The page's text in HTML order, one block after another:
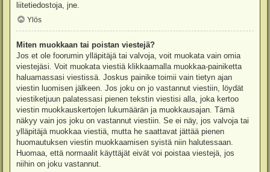
liitetiedostoja, jne.
Ylös
Miten muokkaan tai poistan viestejä?
Jos et ole foorumin ylläpitäjä tai valvoja, voit muokata vain omia
viestejäsi. Voit muokata viestiä klikkaamalla muokkaa-painiketta
haluamassasi viestissä. Joskus painike toimii vain tietyn ajan
viestin luomisen jälkeen. Jos joku on jo vastannut viestiin, löydät
viestiketjuun palatessasi pienen tekstin viestisi alla, joka kertoo
viestin muokkauskertojen lukumäärän ja muokkausajan. Tämä
näkyy vain jos joku on vastannut viestiin. Se ei näy, jos valvoja tai
ylläpitäjä muokkaa viestiä, mutta he saattavat jättää pienen
huomautuksen viestin muokkaamisen syistä niin halutessaan.
Huomaa, että normaalit käyttäjät eivät voi poistaa viestejä, jos
niihin on joku vastannut.